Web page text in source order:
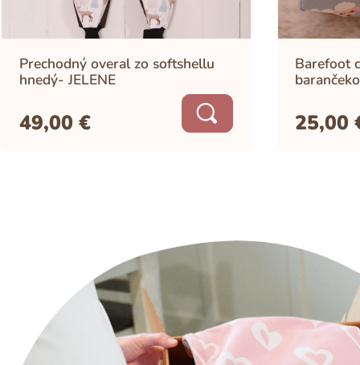
Prechodný overal zo softshellu
hnedý- JELENE
49,00 €
Barefoot
25,00